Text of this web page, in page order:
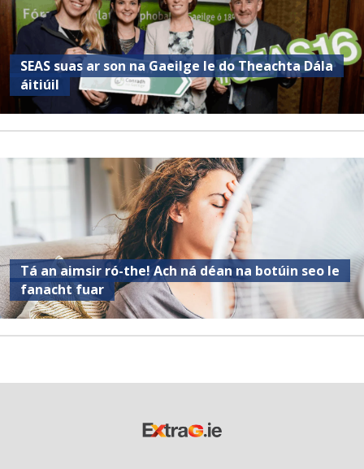
SEAS suas ar son na Gaeilge le do Theachta Dála
áitiúil
Tá an aimsir ró-the! Ach ná déan na botúin seo le
fanacht fuar